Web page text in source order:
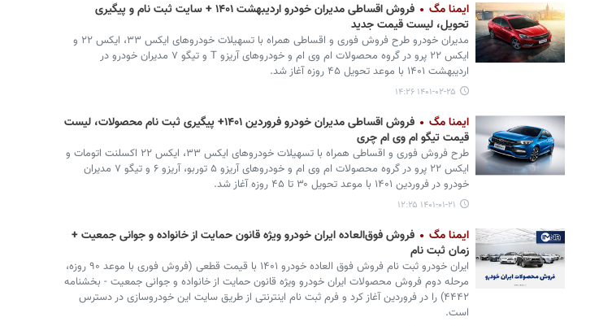
ایمنا مگ
فروش اقساطی مدیران خودرو اردیبهشت ۱۴۰۱ + سایت ثبت نام و پیگیری
تحویل، لیست قیمت جدید
مدیران خودرو طرح فروش فوری و اقساطی همراه با تسهیلات خودروهای ایکس ۳۳، ایکس ۲۲ و
ایکس ۲۲ پرو در گروه محصولات ام وی ام و خودروهای آریزو T و تیگو ۷ مدیران خودرو در
اردیبهشت ۱۴۰۱ با موعد تحویل ۴۵ روزه آغاز شد.
۱۴۰۱-۰۲-۲۵ ۱۴:۲۶
ایمنا مگ
فروش اقساطی مدیران خودرو فروردین ۱۴۰۱+ پیگیری ثبت نام محصولات، لیست
قیمت تیگو ام وی ام چری
طرح فروش فوری و اقساطی همراه با تسهیلات خودروهای ایکس ۳۳، ایکس ۲۲ اکسلنت اتومات و
ایکس ۲۲ پرو در گروه محصولات ام وی ام و خودروهای آریزو ۵ توربو، آریزو ۶ و تیگو ۷ مدیران
خودرو در فروردین ۱۴۰۱ با موعد تحویل ۳۰ تا ۴۵ روزه آغاز شد.
۱۴۰۱-۰۱-۲۱ ۱۲:۲۵
ایمنا مگ
فروش فوق‌العاده ایران خودرو ویژه قانون حمایت از خانواده و جوانی جمعیت +
زمان ثبت نام
ایران خودرو ثبت نام فروش فوق العاده خودرو ۱۴۰۱ با قیمت قطعی (فروش فوری با موعد ۹۰ روزه،
مرحله دوم فروش محصولات ایران خودرو ویژه قانون حمایت از خانواده و جوانی جمعیت - بخشنامه
۴۴۴۲) را در فروردین آغاز کرد و فرم ثبت نام اینترنتی از طریق سایت این خودروسازی در دسترس
است.